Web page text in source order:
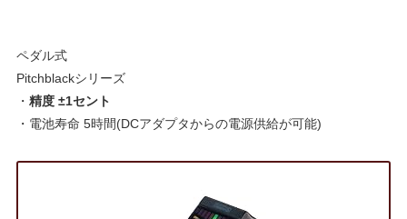
ペダル式
Pitchblackシリーズ
・ 精度 ±1セント
・電池寿命 5時間(DCアダプタからの電源供給が可能)